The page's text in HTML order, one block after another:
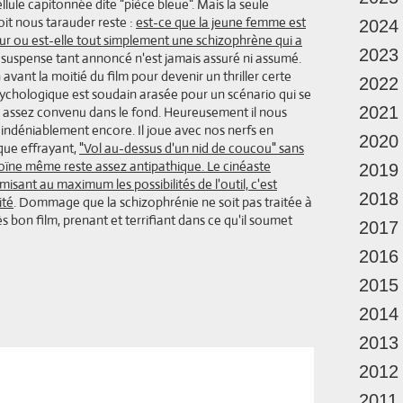
capitonnée dite "pièce bleue". Mais la seule
nous tarauder reste : est-ce que la jeune femme est
ou est-elle tout simplement une schizophrène qui a
tant annoncé n'est jamais assuré ni assumé.
la moitié du film pour devenir un thriller certe
est soudain arasée pour un scénario qui se
convenu dans le fond. Heureusement il nous
encore. Il joue avec nos nerfs en
effrayant, "Vol au-dessus d'un nid de coucou" sans
même reste assez antipathique. Le cinéaste
au maximum les possibilités de l'outil, c'est
. Dommage que la schizophrénie ne soit pas traitée à
bon film, prenant et terrifiant dans ce qu'il soumet
2024
2023
2022
2021
2020
2019
2018
2017
2016
2015
2014
2013
2012